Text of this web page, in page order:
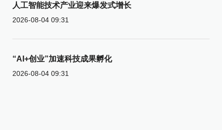
人工智能技术产业迎来爆发式增长
2026-08-04 09:31
“AI+创业”加速科技成果孵化
2026-08-04 09:31